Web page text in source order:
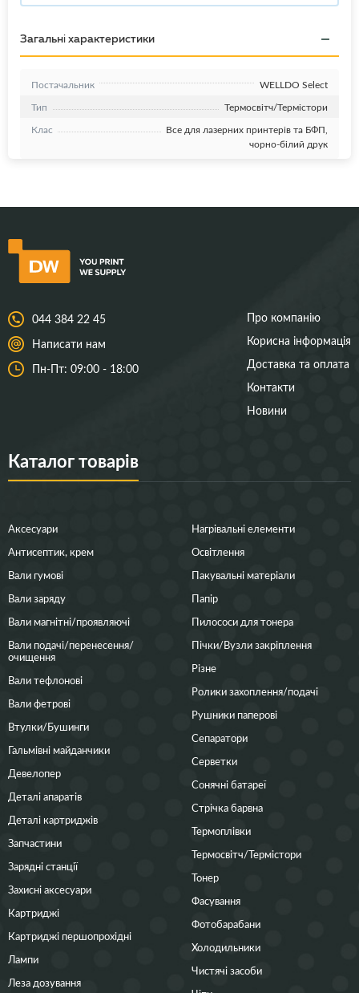
Загальні характеристики
Постачальник
WELLDO Select
Тип
Термосвітч/Термістори
Клас
Все для лазерних принтерів та БФП,
чорно-білий друк
044 384 22 45
Написати нам
Пн-Пт: 09:00 - 18:00
Про компанію
Корисна інформація
Доставка та оплата
Контакти
Новини
Каталог товарів
Аксесуари
Антисептик, крем
Вали гумові
Вали заряду
Вали магнітні/проявляючі
Вали подачі/перенесення/
очищення
Вали тефлонові
Вали фетрові
Втулки/Бушинги
Гальмівні майданчики
Девелопер
Деталі апаратів
Деталі картриджів
Запчастини
Зарядні станції
Захисні аксесуари
Картриджі
Картриджі першопрохідні
Лампи
Леза дозування
Нагрівальні елементи
Освітлення
Пакувальні матеріали
Папір
Пилососи для тонера
Пічки/Вузли закріплення
Різне
Ролики захоплення/подачі
Рушники паперові
Сепаратори
Серветки
Сонячні батареї
Стрічка барвна
Термоплівки
Термосвітч/Термістори
Тонер
Фасування
Фотобарабани
Холодильники
Чистячі засоби